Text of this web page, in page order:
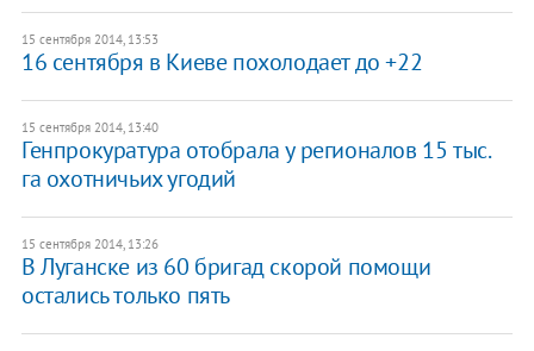
15 сентября 2014, 13:53
16 сентября в Киеве похолодает до +22
15 сентября 2014, 13:40
Генпрокуратура отобрала у регионалов 15 тыс.
га охотничьих угодий
15 сентября 2014, 13:26
В Луганске из 60 бригад скорой помощи
остались только пять